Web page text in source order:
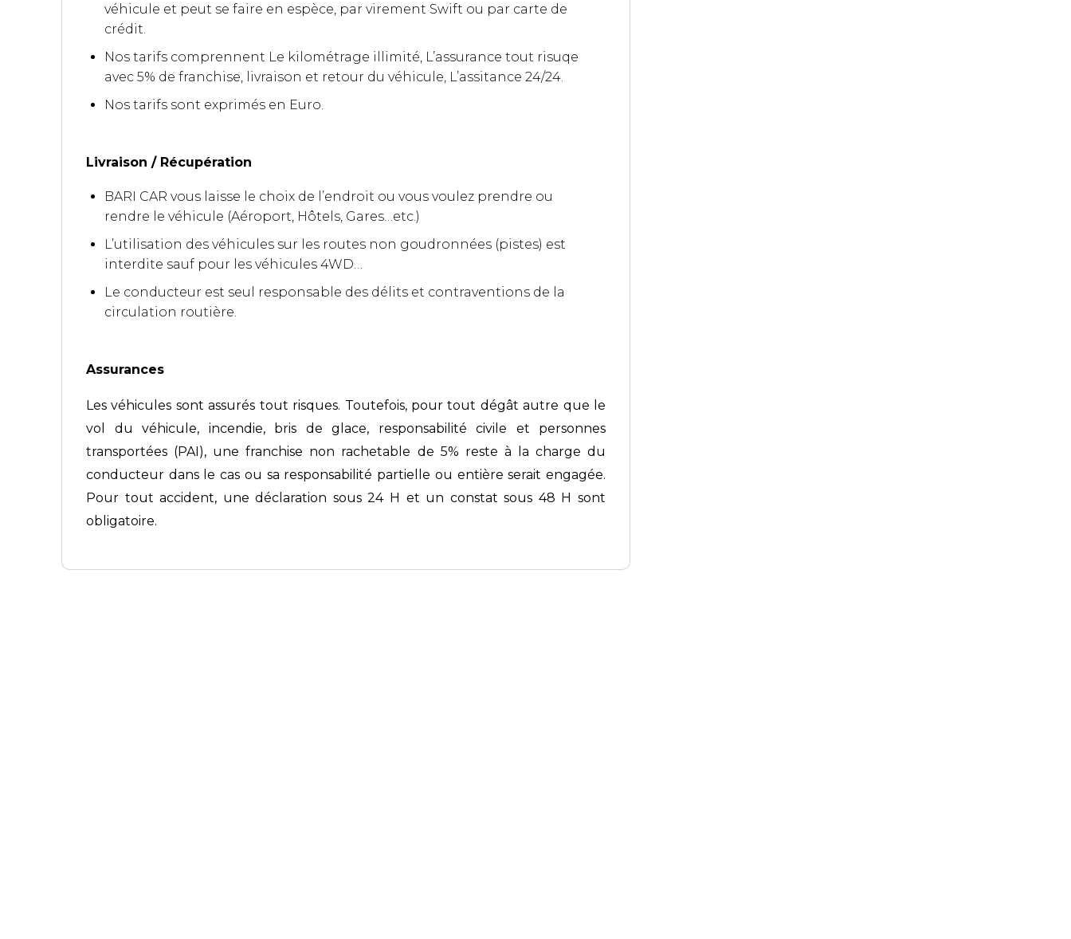
véhicule et peut se faire en espèce, par virement Swift ou par carte de
crédit.
Nos tarifs comprennent Le kilométrage illimité, L’assurance tout risuqe
avec 5% de franchise, livraison et retour du véhicule, L’assitance 24/24.
Nos tarifs sont exprimés en Euro.
Livraison / Récupération
BARI CAR vous laisse le choix de l’endroit ou vous voulez prendre ou
rendre le véhicule (Aéroport, Hôtels, Gares…etc.)
L’utilisation des véhicules sur les routes non goudronnées (pistes) est
interdite sauf pour les véhicules 4WD…
Le conducteur est seul responsable des délits et contraventions de la
circulation routière.
Assurances
Les véhicules sont assurés tout risques. Toutefois, pour tout dégât autre que le
vol du véhicule, incendie, bris de glace, responsabilité civile et personnes
transportées (PAI), une franchise non rachetable de 5% reste à la charge du
conducteur dans le cas ou sa responsabilité partielle ou entière serait engagée.
Pour tout accident, une déclaration sous 24 H et un constat sous 48 H sont
obligatoire.